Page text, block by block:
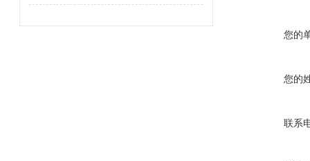
您的
您的
联系